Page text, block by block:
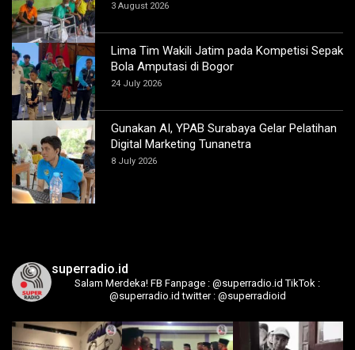
3 August 2026
Lima Tim Wakili Jatim pada Kompetisi Sepak
Bola Amputasi di Bogor
24 July 2026
Gunakan AI, YPAB Surabaya Gelar Pelatihan
Digital Marketing Tunanetra
8 July 2026
superradio.id
Salam Merdeka! FB Fanpage : @superradio.id TikTok :
@superradio.id twitter : @superradioid